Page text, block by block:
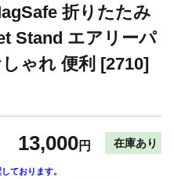
折りたたみ
Stand エアリーパ
ゃれ 便利 [2710]
13,000円 在庫あり
ております。